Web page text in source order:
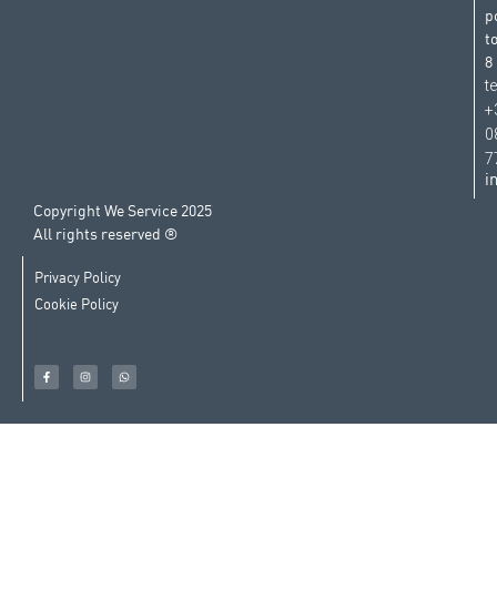
8
Copyright We Service 2025
All rights reserved ®
Privacy Policy
Cookie Policy